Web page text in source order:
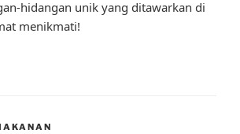
hidangan unik yang ditawarkan di
menikmati!